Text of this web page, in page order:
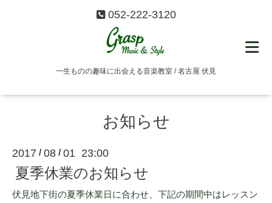
052-222-3120
一生ものの趣味に出会える音楽教室 / 名古屋 伏見
お知らせ
2017 / 08 / 01 23:00
夏季休業のお知らせ
伏見地下街の夏季休業日に合わせ、下記の期間中はレッスン